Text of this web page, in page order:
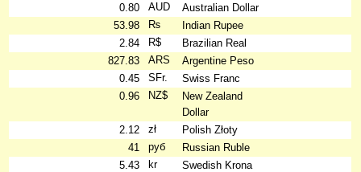
0.80
AUD
Australian Dollar
53.98
₨
Indian Rupee
2.84
R$
Brazilian Real
827.83
ARS
Argentine Peso
0.45
SFr.
Swiss Franc
0.96
NZ$
New Zealand
Dollar
2.12
zł
Polish Złoty
41
руб
Russian Ruble
5.43
kr
Swedish Krona